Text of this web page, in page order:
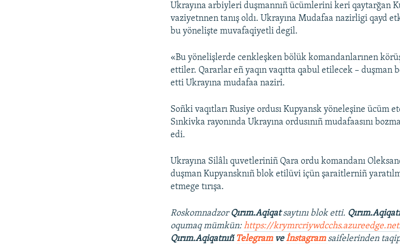
Ukrayına arbiyleri duşmannıñ ücümlerini keri qaytarğan
vaziyetnnen tanış oldı. Ukrayına Mudafaa nazirligi qayd
bu yönelişte muvafaqiyetli degil.
«Bu yönelişlerde cenkleşken bölük komandanlarınen
ettiler. Qararlar eñ yaqın vaqıtta qabul etilecek – duşman
etti Ukrayına mudafaa naziri.
Soñki vaqıtları Rusiye ordusı Kupyansk yöneleşine ücüm
Sınkivka rayonında Ukrayına ordusınıñ mudafaasını
edi.
Ukrayına Silâlı quvetleriniñ Qara ordu komandanı
duşman Kupyansknıñ blok etilüvi içün şaraitlerniñ
etmege tırışa.
Roskomnadzor Qırım.Aqiqatsaytını blok etti.
oqumaq mümkün:https://krymrcriywdcchs.azureedge.net
Qırım.AqiqatnıñTelegramveİnstagram saifelerinden